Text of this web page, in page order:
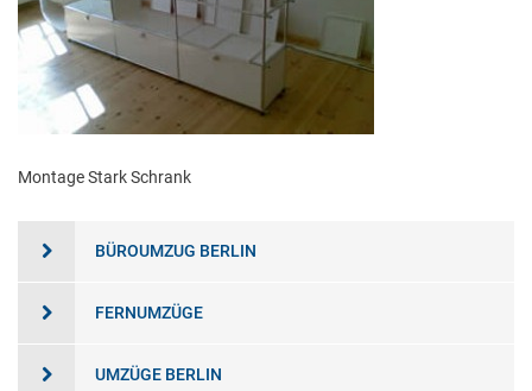
Montage Stark Schrank
BÜROUMZUG BERLIN
FERNUMZÜGE
UMZÜGE BERLIN